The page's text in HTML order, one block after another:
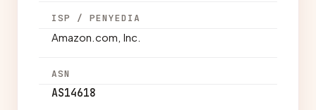
ISP / PENYEDIA
Amazon.com, Inc.
ASN
AS14618